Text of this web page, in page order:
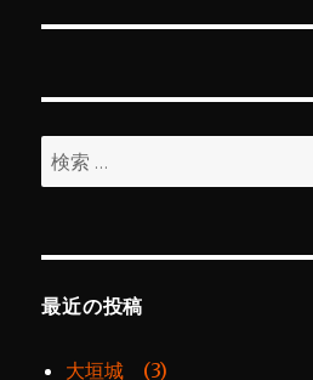
ー
ン
投
検
索:
最近の投稿
大垣城 (3)